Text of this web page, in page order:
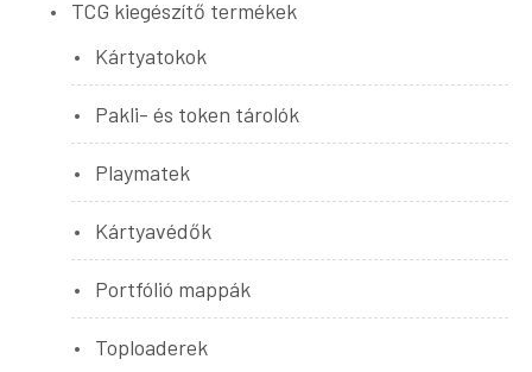
TCG kiegészítő termékek
Kártyatokok
Pakli- és token tárolók
Playmatek
Kártyavédők
Portfólió mappák
Toploaderek